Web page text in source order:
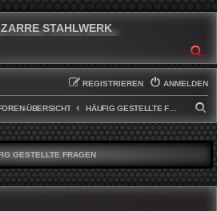
STAHLWERK
ANMELDEN
REGISTRIEREN
ÜBERSICHT HÄUFIG GESTELLTE FRAGEN
U
C
H
E
GESTELLTE FRAGEN